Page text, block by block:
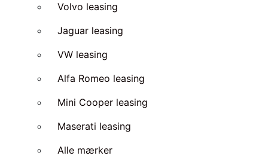
Volvo leasing
Jaguar leasing
VW leasing
Alfa Romeo leasing
Mini Cooper leasing
Maserati leasing
Alle mærker